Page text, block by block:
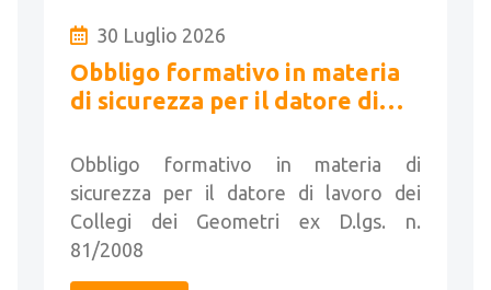
30 Luglio 2026
Obbligo formativo in materia
di sicurezza per il datore di
Geometri
Obbligo formativo in materia di
sicurezza per il datore di lavoro dei
Collegi dei Geometri ex D.lgs. n.
81/2008